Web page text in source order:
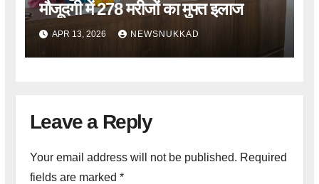
मौजूदगी में 278 मरीजों का मुफ्त इलाज
APR 13, 2026 NEWSNUKKAD
Leave a Reply
Your email address will not be published. Required
fields are marked *